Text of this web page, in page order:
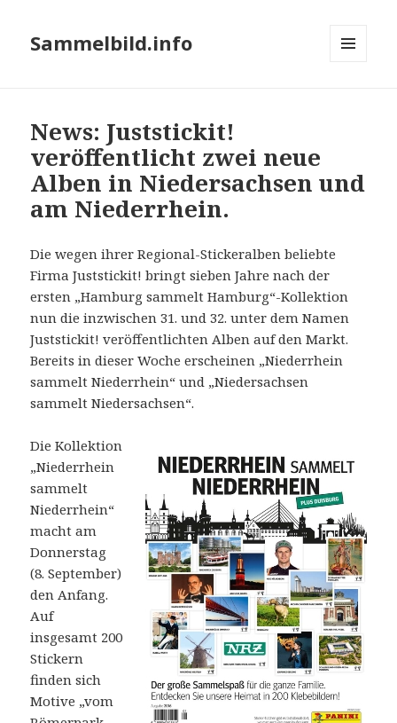
Sammelbild.info
News: Juststickit!
veröffentlicht zwei neue
Alben in Niedersachsen und
am Niederrhein.
Die wegen ihrer Regional-Stickeralben beliebte
Firma Juststickit! bringt sieben Jahre nach der
ersten „Hamburg sammelt Hamburg“-Kollektion
nun die inzwischen 31. und 32. unter dem Namen
Juststickit! veröffentlichten Alben auf den Markt.
Bereits in dieser Woche erscheinen „Niederrhein
sammelt Niederrhein“ und „Niedersachsen
sammelt Niedersachsen“.
Die Kollektion
„Niederrhein
sammelt
Niederrhein“
macht am
Donnerstag
(8. September)
den Anfang.
Auf
insgesamt 200
Stickern
finden sich
Motive „vom